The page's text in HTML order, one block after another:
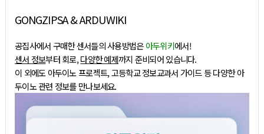
GONGZIPSA & ARDUWIKI
공집사에서 구매한 센서들의 사용방법은아두위키에서!
센서 정보부터 회로,다양한 예제까지 준비되어 있습니다.
이 외에도 아두이노 프로젝트, 고등학교 정보교과서 가이드 등 다양한 아
두이노 관련 정보를 만나보세요.